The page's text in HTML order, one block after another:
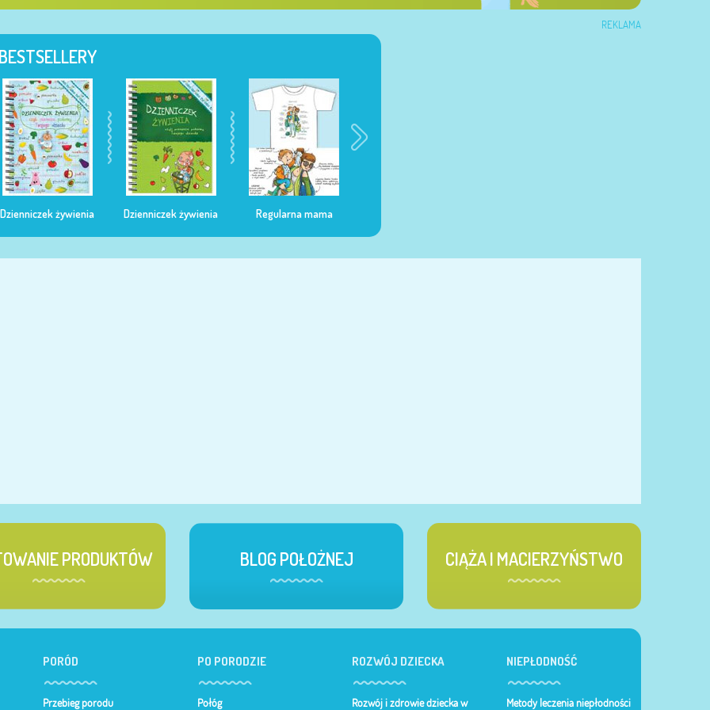
REKLAMA
BESTSELLERY
Dzienniczek żywienia Dzienniczek żywienia Regularna mama
PRODUKTÓW BLOG POŁOŻNEJ CIĄŻA I MACIERZYŃSTWO
PORÓD
Przebieg porodu
PO PORODZIE
Połóg
ROZWÓJ DZIECKA
Rozwój i zdrowie dziecka w
NIEPŁODNOŚĆ
Metody leczenia niepłodności